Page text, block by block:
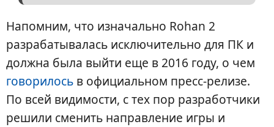
Напомним, что изначально Rohan 2
разрабатывалась исключительно для ПК и
должна была выйти еще в 2016 году, о чем
говорилось в официальном пресс-релизе.
По всей видимости, с тех пор разработчики
решили сменить направление игры и